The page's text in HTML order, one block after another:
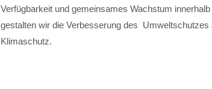
Verfügbarkeit und gemeinsames Wachstum
gestalten wir die Verbesserung des
Klimaschutz.